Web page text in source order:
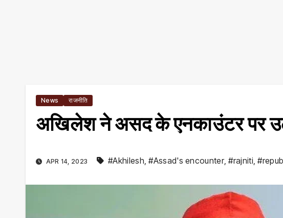
News राजनीति
अखिलेश ने असद के एनकाउंटर पर
APR 14, 2023 #Akhilesh,#Assad's encounter,#rajniti,